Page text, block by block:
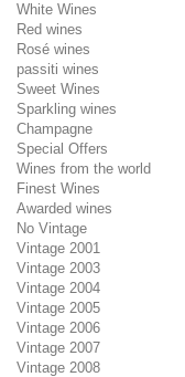
White Wines
Red wines
Rosé wines
passiti wines
Sweet Wines
Sparkling wines
Champagne
Special Offers
Wines from the world
Finest Wines
Awarded wines
No Vintage
Vintage 2001
Vintage 2003
Vintage 2004
Vintage 2005
Vintage 2006
Vintage 2007
Vintage 2008